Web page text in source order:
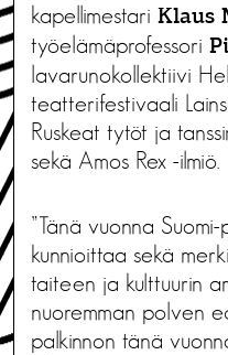
kapellimestari Klaus
työelämäprofessori
lavarunokollektiivi
teatterifestivaali
Ruskeat tytöt ja
sekä Amos Rex -ilmiö.
”Tänä vuonna
kunnioittaa sekä
taiteen ja kulttuurin
nuoremman polven
palkinnon tänä